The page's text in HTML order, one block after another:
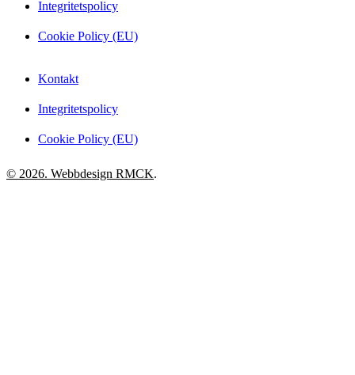
Integritetspolicy
Cookie Policy (EU)
Kontakt
Integritetspolicy
Cookie Policy (EU)
© 2026. Webbdesign RMCK.